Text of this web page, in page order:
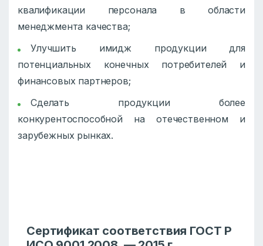
квалификации персонала в области
менеджмента качества;
Улучшить имидж продукции для
потенциальных конечных потребителей и
финансовых партнеров;
Сделать продукции более
конкурентоспособной на отечественном и
зарубежных рынках.
Сертификат соответствия ГОСТ Р